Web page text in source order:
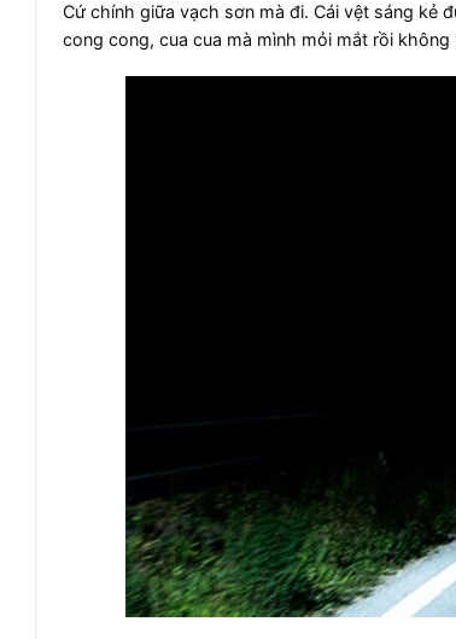
Cứ chính giữa vạch sơn mà đi. Cái vệt sáng kẻ
cong cong, cua cua mà mình mỏi mắt rồi